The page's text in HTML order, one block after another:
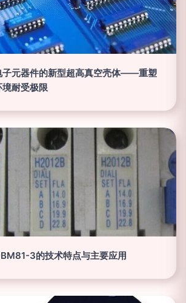
子元器件的新型超高真空壳体——重塑
耐受极限
3的技术特点与主要应用